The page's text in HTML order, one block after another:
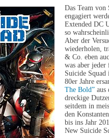
Das Team von
engagiert
Extended DC
so
Aber der
wiederholen,
& Co. eben
was aber
Suicide
80er Jahre
The Bold” aus
dreckige
seitdem in
den
bis ins Jahr
New Suicide